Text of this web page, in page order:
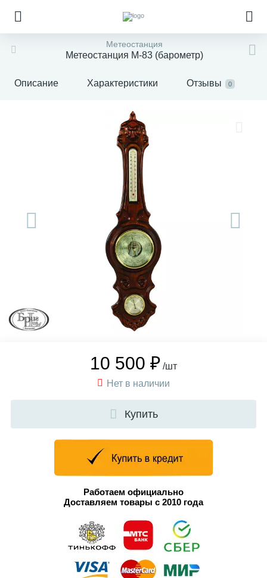
Метеостанция
Метеостанция М-83 (барометр)
Описание Характеристики Отзывы 0
10 500 ₽ /шт
Нет в наличии
Купить
Работаем официально
Доставляем товары с 2010 года